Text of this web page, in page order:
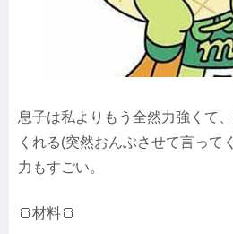
息子は私よりもう全然力強くて
くれる(突然おんぶさせて言って
力もすごい。
🍞材料🍞